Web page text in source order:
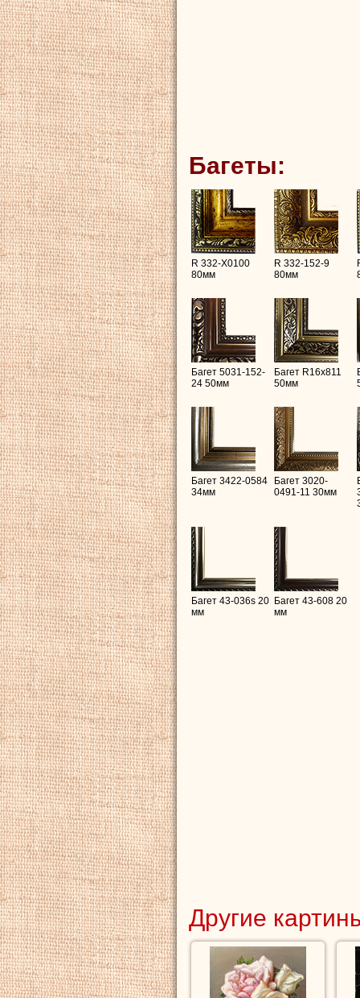
Багеты:
R 332-X0100
80мм
R 332-152-9
80мм
Багет 5031-152-
24 50мм
Багет R16х811
50мм
Багет 3422-0584
34мм
Багет 3020-
0491-11 30мм
Багет 43-036s 20
мм
Багет 43-608 20
мм
Другие